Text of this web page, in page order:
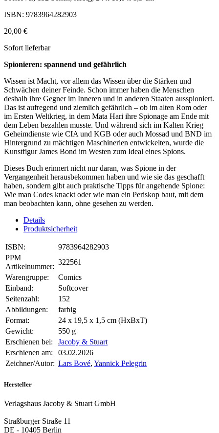
ISBN: 9783964282903
20,00 €
Sofort lieferbar
Spionieren: spannend und gefährlich
Wissen ist Macht, vor allem das Wissen über die Stärken und
Schwächen deiner Feinde. Schon immer haben die Menschen
deshalb ihre Gegner im Inneren und in anderen Staaten ausspioniert.
Das ist aufregend und ziemlich gefährlich – ob im alten Rom oder
im Ersten Weltkrieg, in dem Mata Hari ihre Spionage am Ende mit
dem Leben bezahlen musste. Und während sich im Kalten Krieg
Geheimdienste wie CIA und KGB oder auch Mossad und BND im
Hintergrund zu mächtigen Maschinerien entwickelten, wurde die
Kunstfigur James Bond im Westen zum Ideal eines Spions.
Dieses Buch erinnert nicht nur daran, was Spione in der
Vergangenheit herausbekommen haben und wie sie das geschafft
haben, sondern gibt auch praktische Tipps für angehende Spione:
Wie man Codes knackt oder wie man ein Periskop baut, mit dem
man beobachten kann, ohne gesehen zu werden.
Details
Produktsicherheit
ISBN:
9783964282903
PPM
Artikelnummer:
322561
Warengruppe:
Comics
Einband:
Softcover
Seitenzahl:
152
Abbildungen:
farbig
Format:
24 x 19,5 x 1,5 cm (HxBxT)
Gewicht:
550 g
Erschienen bei:
Jacoby & Stuart
Erschienen am:
03.02.2026
Zeichner/Autor: Lars Bové, Yannick Pelegrin
Hersteller
Verlagshaus Jacoby & Stuart GmbH
Straßburger Straße 11
DE - 10405 Berlin